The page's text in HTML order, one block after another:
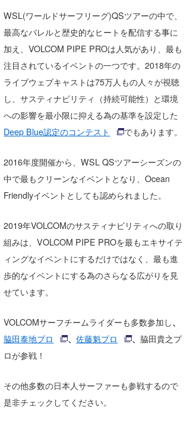
WSL(ワールドサーフリーグ)QSツアーの中で、
最高なバレルと歴史的なヒートを配信する事に
加え、VOLCOM PIPE PROは人気があり、最も
注目されているイベントの一つです。2018年の
ライブウェブキャストは75万人もの人々が視聴
し、サスティナビリティ（持続可能性） と環境
への影響を最小限に抑える為の基準を設定した
Deep Blue認定のコンテスト
でもあります。
2016年度開催から、WSL QSツアーシーズンの
中で最もクリーンなイベントとなり、Ocean
Friendlyイベントとしても認められました。
2019年VOLCOMのサスティナビリティへの取り
組みは、VOLCOM PIPE PROを最もエキサイテ
ィングなイベントにするだけではなく、最も進
歩的なイベントにする為のさらなる広がりを見
せています。
VOLCOMサーフチームライダーも多数参加し、
脇田泰地プロ
、佐藤魁プロ 、 脇田貴之プ
ロが参戦！
その他多数の日本人サーファーも参戦するので
是非チェックしてく ださい。
Core Surf Japan
Naoya Kimoto
mitsuteru Kamio
Yasunari Inoue
Yoshiyuki Obata
arukasvision
DELTA FORCE SURF
CBA Films
メディア
SURFMEDIA
Colors MAGAZINE
WAVAL
波伝説アンバサダー/プロライダー
福島寿実子
中浦“JET”章
嵯峨明日香
進士剛光
田原啓江
大野”MAR”修聖
喜納海人
波伝説スタッフ
☆加藤
+☆maki☆+
Aichan
chan-U
H
KID
MIN
mitz
OYZ
波伝説